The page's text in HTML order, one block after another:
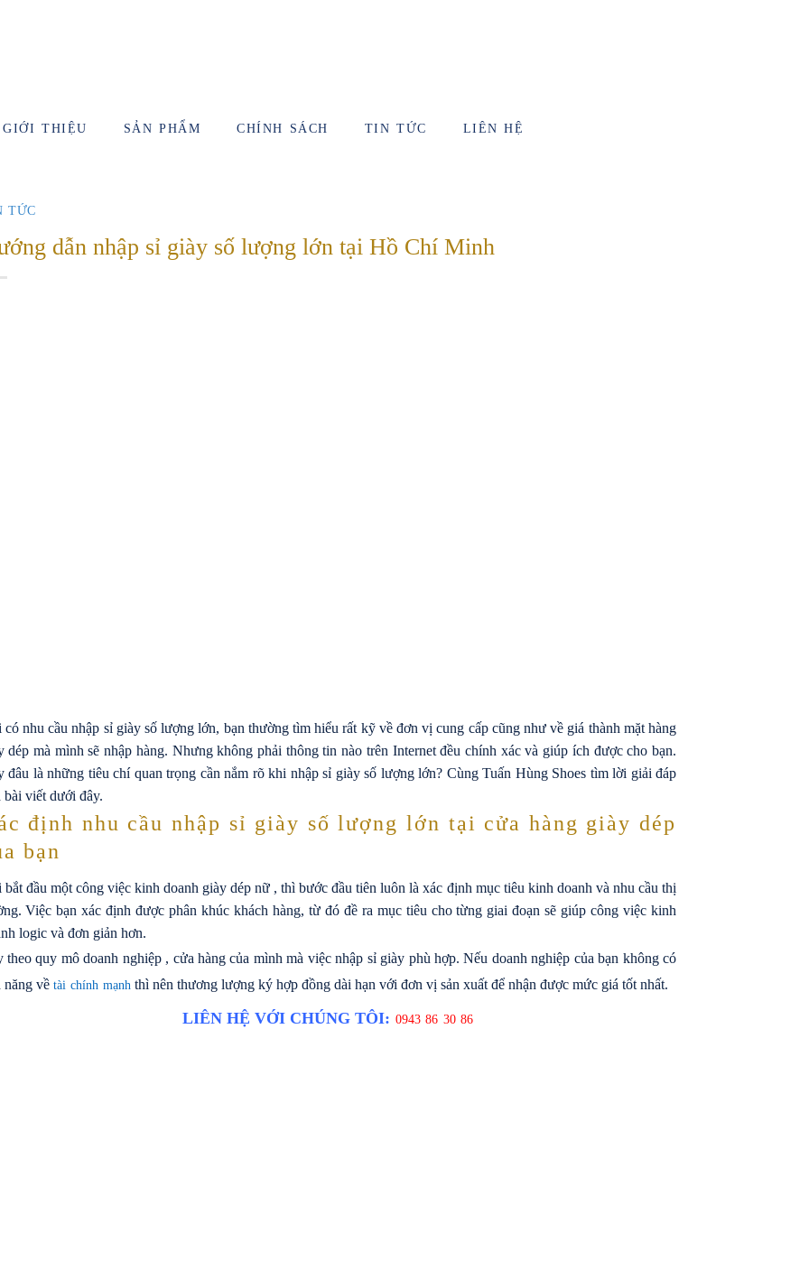
GIỚI THIỆU SẢN PHẨM CHÍNH SÁCH TIN TỨC LIÊN HỆ
TỨC
dẫn nhập sỉ giày số lượng lớn tại Hồ Chí Minh
nhu cầu nhập sỉ giày số lượng lớn, bạn thường tìm hiểu rất kỹ về đơn vị cung cấp cũng như về giá thành mặt hàng
dép mà mình sẽ nhập hàng. Nhưng không phải thông tin nào trên Internet đều chính xác và giúp ích được cho bạn.
đâu là những tiêu chí quan trọng cần nắm rõ khi nhập sỉ giày số lượng lớn? Cùng Tuấn Hùng Shoes tìm lời giải đáp
bài viết dưới đây.
định nhu cầu nhập sỉ giày số lượng lớn tại cửa hàng giày dép
bạn
đầu một công việc kinh doanh giày dép nữ , thì bước đầu tiên luôn là xác định mục tiêu kinh doanh và nhu cầu thị
Việc bạn xác định được phân khúc khách hàng, từ đó đề ra mục tiêu cho từng giai đoạn sẽ giúp công việc kinh
logic và đơn giản hơn.
theo quy mô doanh nghiệp , cửa hàng của mình mà việc nhập sỉ giày phù hợp. Nếu doanh nghiệp của bạn không có
năng về tài chính mạnh thì nên thương lượng ký hợp đồng dài hạn với đơn vị sản xuất để nhận được mức giá tốt nhất.
LIÊN HỆ VỚI CHÚNG TÔI: 0943 86 30 86